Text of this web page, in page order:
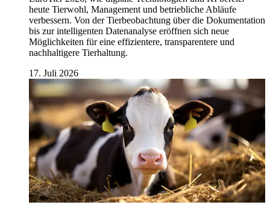
heute Tierwohl, Management und betriebliche Abläufe
verbessern. Von der Tierbeobachtung über die Dokumentation
bis zur intelligenten Datenanalyse eröffnen sich neue
Möglichkeiten für eine effizientere, transparentere und
nachhaltigere Tierhaltung.
17. Juli 2026